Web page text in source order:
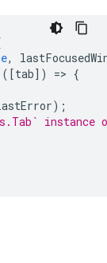
,
([tab]) => {
);
instance